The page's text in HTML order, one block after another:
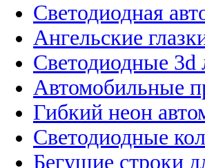
Светодиодная
Ангельские
Светодиодные 3d
Автомобильные
Гибкий неон
Светодиодные
Бегущие строки